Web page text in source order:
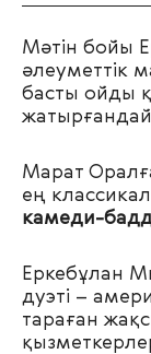
Мәтін бойы
әлеуметтік
басты ойды
Марат
ең
камеди-
Еркебұлан
дуэті –
тараған